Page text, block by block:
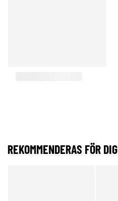
REKOMMENDERAS FÖR DIG